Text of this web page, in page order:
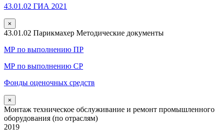
43.01.02 ГИА 2021
×
43.01.02 Парикмахер Методические документы
МР по выполнению ПР
МР по выполнению СР
Фонды оценочных средств
×
Монтаж техническое обслуживание и ремонт промышленного
оборудования (по отраслям)
2019